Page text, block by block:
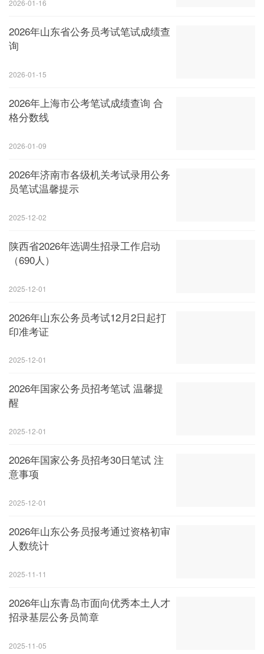
2026-01-16
2026年山东省公务员考试笔试成绩查
询
2026-01-15
2026年上海市公考笔试成绩查询 合
格分数线
2026-01-09
2026年济南市各级机关考试录用公务
员笔试温馨提示
2025-12-02
陕西省2026年选调生招录工作启动
（690人）
2025-12-01
2026年山东公务员考试12月2日起打
印准考证
2025-12-01
2026年国家公务员招考笔试 温馨提
醒
2025-12-01
2026年国家公务员招考30日笔试 注
意事项
2025-12-01
2026年山东公务员报考通过资格初审
人数统计
2025-11-11
2026年山东青岛市面向优秀本土人才
招录基层公务员简章
2025-11-05